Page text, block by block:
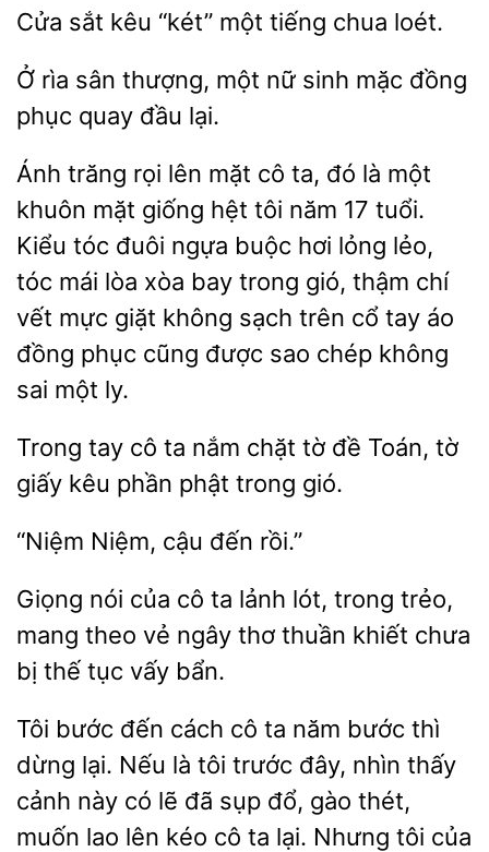
kêu “két” một chua loét.
Ở rìa sân thượng, một nữ
đồng
quay đầu lại.
Ánh trăng rọi lên
cô ta, đó là một
khuôn mặt giống hệt tôi năm 17 tuổi.
Kiểu tóc đuôi ngựa buộc hơi lỏng lẻo,
tóc mái lòa xòa bay trong gió, thậm chí
vết mực giặt không sạch trên
tay áo
đồng phục cũng được sao
không
sai một ly.
tay cô ta nắm chặt đề
tờ
giấy kêu phần phật trong gió.
Niệm, rồi.”
nói của cô ta
trong trẻo,
mang theo vẻ ngây thơ thuần khiết chưa
bị thế tục vấy bẩn.
Tôi bước đến cách cô ta năm bước thì
dừng lại. Nếu là tôi trước đây, nhìn thấy
cảnh này
lẽ đã sụp đổ,
thét,
lao lên kéo cô ta lại. Nhưng tôi của